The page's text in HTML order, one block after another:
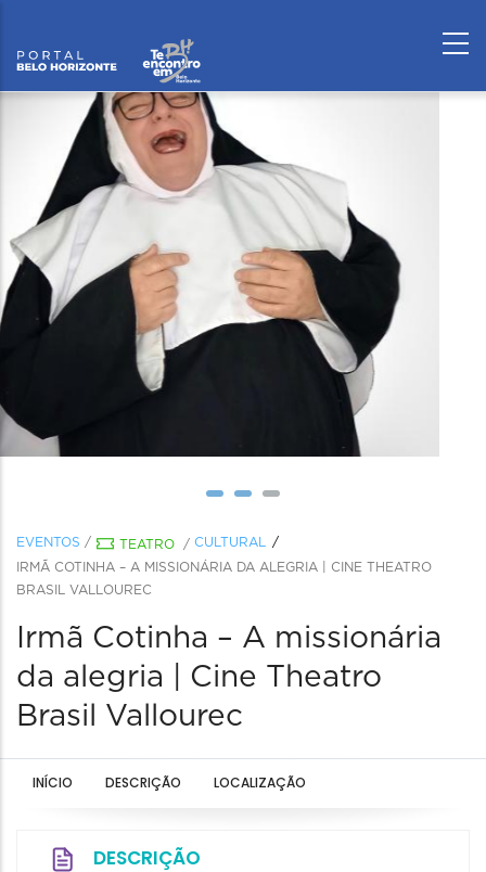
EVENTOS / TEATRO / CULTURAL
IRMÃ COTINHA – A MISSIONÁRIA DA ALEGRIA | CINE THEATRO
BRASIL VALLOUREC
Irmã Cotinha – A missionária
da alegria | Cine Theatro
Brasil Vallourec
INÍCIO DESCRIÇÃO LOCALIZAÇÃO
DESCRIÇÃO